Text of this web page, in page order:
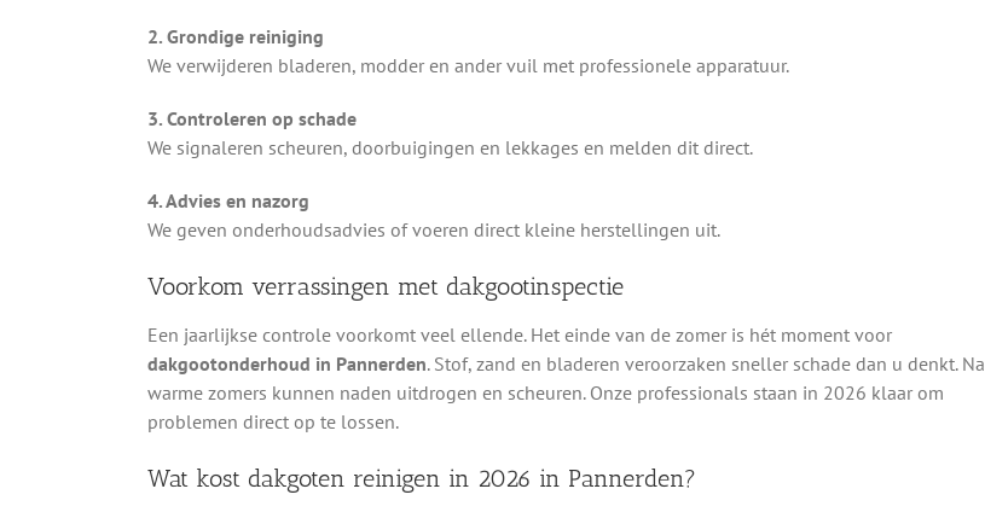
2. Grondige reiniging
We verwijderen bladeren, modder en ander vuil met professionele apparatuur.
3. Controleren op schade
We signaleren scheuren, doorbuigingen en lekkages en melden dit direct.
4. Advies en nazorg
We geven onderhoudsadvies of voeren direct kleine herstellingen uit.
Voorkom verrassingen met dakgootinspectie
Een jaarlijkse controle voorkomt veel ellende. Het einde van de zomer is hét moment voor
dakgootonderhoud in Pannerden. Stof, zand en bladeren veroorzaken sneller schade dan u denkt. Na
warme zomers kunnen naden uitdrogen en scheuren. Onze professionals staan in 2026 klaar om
problemen direct op te lossen.
Wat kost dakgoten reinigen in 2026 in Pannerden?